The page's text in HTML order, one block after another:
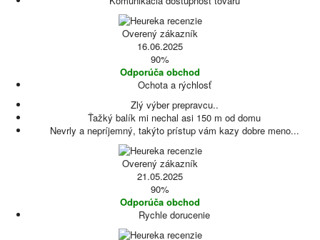
Overený zákazník
16.06.2025
90%
Odporúča obchod
Ochota a rýchlosť
Zlý výber prepravcu..
Ťažký balík mi nechal asi 150 m od domu
Nevrly a nepríjemný, takýto prístup vám kazy dobre meno...
Overený zákazník
21.05.2025
90%
Odporúča obchod
Rychle dorucenie